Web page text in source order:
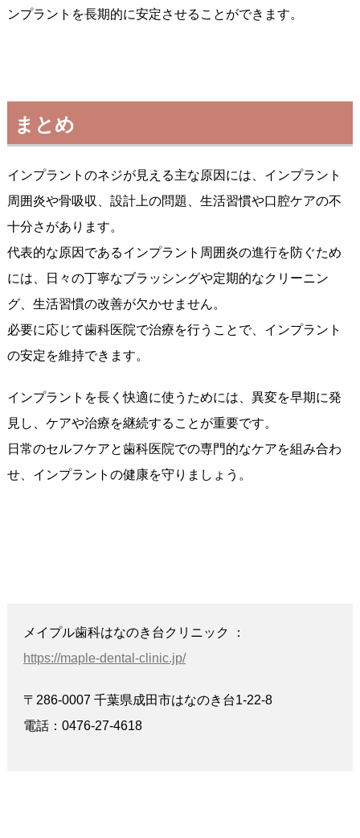
ンプラントを長期的に安定させることができます。
まとめ
インプラントのネジが見える主な原因には、インプラント
周囲炎や骨吸収、設計上の問題、生活習慣や口腔ケアの不
十分さがあります。
代表的な原因であるインプラント周囲炎の進行を防ぐため
には、日々の丁寧なブラッシングや定期的なクリーニン
グ、生活習慣の改善が欠かせません。
必要に応じて歯科医院で治療を行うことで、インプラント
の安定を維持できます。
インプラントを長く快適に使うためには、異変を早期に発
見し、ケアや治療を継続することが重要です。
日常のセルフケアと歯科医院での専門的なケアを組み合わ
せ、インプラントの健康を守りましょう。
メイプル歯科はなのき台クリニック ：
https://maple-dental-clinic.jp/
〒286-0007 千葉県成田市はなのき台1-22-8
電話：0476-27-4618